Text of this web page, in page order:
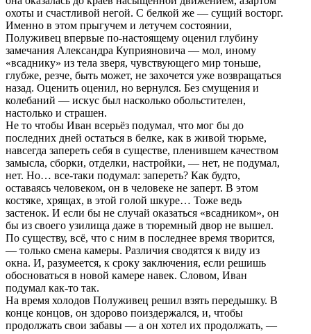
охоты и счастливой негой. С белкой же — сущий восторг.
Именно в этом прыгучем и летучем состоянии,
Полуживец впервые по-настоящему оценил глубину
замечания Александра Куприяновича — мол, иному
«всаднику» из тела зверя, чувствующего мир тоньше,
глубже, резче, быть может, не захочется уже возвращаться
назад. Оценить оценил, но вернулся. Без смущения и
колебаний — искус был насколько обольстителен,
настолько и страшен.
Не то чтобы Иван всерьёз подумал, что мог бы до
последних дней остаться в белке, как в живой тюрьме,
навсегда запереть себя в существе, пленившем качеством
замысла, сборки, отделки, настройки, — нет, не подумал,
нет. Но… все-таки подумал: запереть? Как будто,
оставаясь человеком, он в человеке не заперт. В этом
костяке, хрящах, в этой голой шкуре… Тоже ведь
застенок. И если бы не случай оказаться «всадником», он
бы из своего узилища даже в тюремный двор не вышел.
По существу, всё, что с ним в последнее время творится,
— только смена камеры. Различия сводятся к виду из
окна. И, разумеется, к сроку заключения, если решишь
обосноваться в новой камере навек. Словом, Иван
подумал как-то так.
На время холодов Полуживец решил взять передышку. В
конце концов, он здорово поиздержался, и, чтобы
продолжать свои забавы — а он хотел их продолжать, —